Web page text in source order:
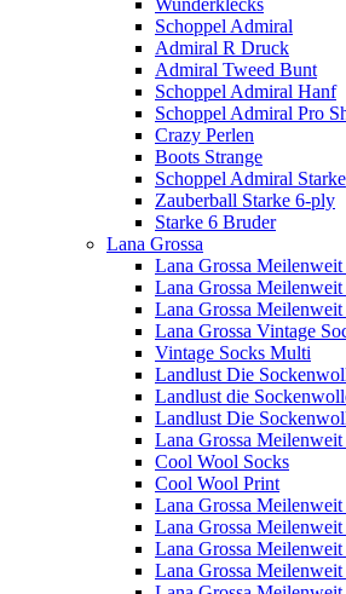
Wunderklecks
Schoppel Admiral
Admiral R Druck
Admiral Tweed Bunt
Schoppel Admiral Hanf
Schoppel Admiral Pro
Crazy Perlen
Boots Strange
Schoppel Admiral Starke
Zauberball Starke 6-ply
Starke 6 Bruder
Lana Grossa
Lana Grossa
Lana Grossa
Lana Grossa
Lana Grossa Vintage
Vintage Socks Multi
Landlust Die
Landlust die
Landlust Die
Lana Grossa Meilenweit
Cool Wool Socks
Cool Wool Print
Lana Grossa
Lana Grossa
Lana Grossa
Lana Grossa Meilenweit